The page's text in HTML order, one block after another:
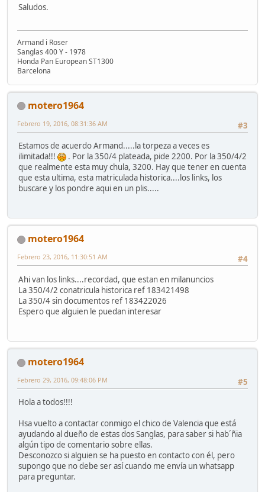
Saludos.
Armand i Roser
Sanglas 400 Y - 1978
Honda Pan European ST1300
Barcelona
motero1964
#3
Febrero 19, 2016, 08:31:36 AM
Estamos de acuerdo Armand.....la torpeza a veces es
ilimitada!!!
. Por la 350/4 plateada, pide 2200. Por la 350/4/2
que realmente esta muy chula, 3200. Hay que tener en cuenta
que esta ultima, esta matriculada historica....los links, los
buscare y los pondre aqui en un plis.....
motero1964
#4
Febrero 23, 2016, 11:30:51 AM
Ahi van los links....recordad, que estan en milanuncios
La 350/4/2 conatricula historica ref 183421498
La 350/4 sin documentos ref 183422026
Espero que alguien le puedan interesar
motero1964
#5
Febrero 29, 2016, 09:48:06 PM
Hola a todos!!!!
Hsa vuelto a contactar conmigo el chico de Valencia que está
ayudando al dueño de estas dos Sanglas, para saber si hab´ñia
algún tipo de comentario sobre ellas.
Desconozco si alguien se ha puesto en contacto con él, pero
supongo que no debe ser así cuando me envía un whatsapp
para preguntar.